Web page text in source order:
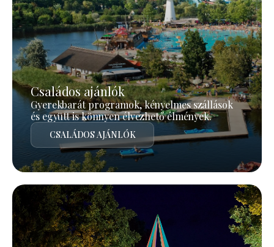
Családos ajánlók
Gyerekbarát programok, kényelmes szállások
és együtt is könnyen élvezhető élmények.
CSALÁDOS AJÁNLÓK